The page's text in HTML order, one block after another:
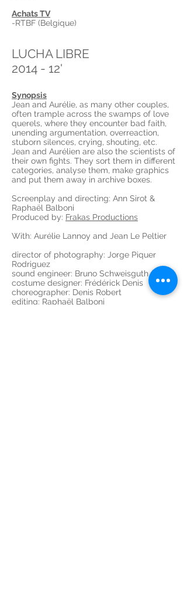
Achats TV
-RTBF (Belgique)
LUCHA LIBRE
2014 - 12'
Synopsis
Jean and Aurélie, as many other couples,
often trample across the swamps of love
querels, where they encounter bad faith,
unending argumentation, overreaction,
stuborn silences, crying, shouting, etc.
Jean and Aurélien are also the scientists of
their own fights. They sort them in different
categories, analyse them, make graphics
and put them away in archive boxes.
Screenplay and directing: Ann Sirot &
Raphaël Balboni
Produced by: Frakas Productions
With: Aurélie Lannoy and Jean Le Peltier
director of photography: Jorge Piquer
Rodriguez
sound engineer: Bruno Schweisguth
costume designer: Frédérick Denis
choreographer: Denis Robert
editing: Raphaël Balboni